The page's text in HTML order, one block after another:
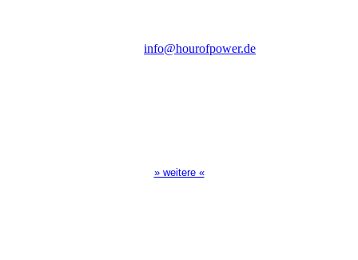
info@hourofpower.de
» weitere «